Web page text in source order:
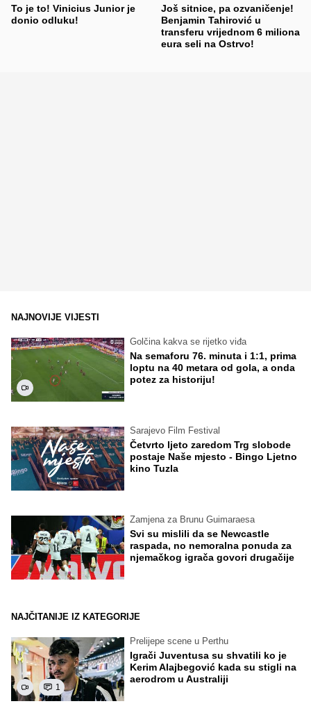
To je to! Vinicius Junior je
donio odluku!
Još sitnice, pa ozvaničenje!
Benjamin Tahirović u
transferu vrijednom 6 miliona
eura seli na Ostrvo!
NAJNOVIJE VIJESTI
Golčina kakva se rijetko viđa
Na semaforu 76. minuta i 1:1, prima
loptu na 40 metara od gola, a onda
potez za historiju!
Sarajevo Film Festival
Četvrto ljeto zaredom Trg slobode
postaje Naše mjesto - Bingo Ljetno
kino Tuzla
Zamjena za Brunu Guimaraesa
Svi su mislili da se Newcastle
raspada, no nemoralna ponuda za
njemačkog igrača govori drugačije
NAJČITANIJE IZ KATEGORIJE
1
Prelijepe scene u Perthu
Igrači Juventusa su shvatili ko je
Kerim Alajbegović kada su stigli na
aerodrom u Australiji